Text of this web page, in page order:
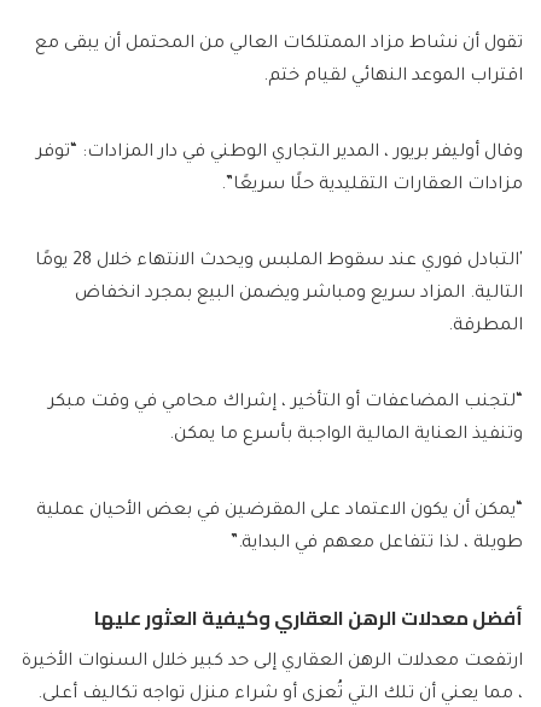
تقول أن نشاط مزاد الممتلكات العالي من المحتمل أن يبقى مع
اقتراب الموعد النهائي لقيام ختم.
وقال أوليفر بريور ، المدير التجاري الوطني في دار المزادات: “توفر
مزادات العقارات التقليدية حلًا سريعًا”.
'التبادل فوري عند سقوط الملبس ويحدث الانتهاء خلال 28 يومًا
التالية. المزاد سريع ومباشر ويضمن البيع بمجرد انخفاض
المطرقة.
“لتجنب المضاعفات أو التأخير ، إشراك محامي في وقت مبكر
وتنفيذ العناية المالية الواجبة بأسرع ما يمكن.
“يمكن أن يكون الاعتماد على المقرضين في بعض الأحيان عملية
طويلة ، لذا تتفاعل معهم في البداية.”
أفضل معدلات الرهن العقاري وكيفية العثور عليها
ارتفعت معدلات الرهن العقاري إلى حد كبير خلال السنوات الأخيرة
، مما يعني أن تلك التي تُعزى أو شراء منزل تواجه تكاليف أعلى.